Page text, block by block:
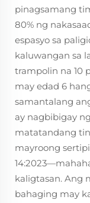
pinagsamang
80% ng
espasyo sa
kaluwangan sa
trampolin na 10
may edad 6
samantalang
ay nagbibigay
matatandang
mayroong
kaligtasan. Ang
bahaging may